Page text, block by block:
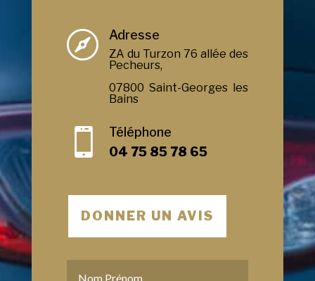
 Adresse
ZA du Turzon 76 allée des
Pecheurs,
07800 Saint-Georges les
Bains

Téléphone
04 75 85 78 65
DONNER UN AVIS